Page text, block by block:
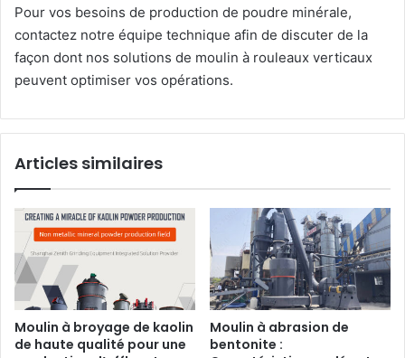
Pour vos besoins de production de poudre minérale,
contactez notre équipe technique afin de discuter de la
façon dont nos solutions de moulin à rouleaux verticaux
peuvent optimiser vos opérations.
Articles similaires
Moulin à broyage de kaolin
de haute qualité pour une
Moulin à abrasion de
bentonite :